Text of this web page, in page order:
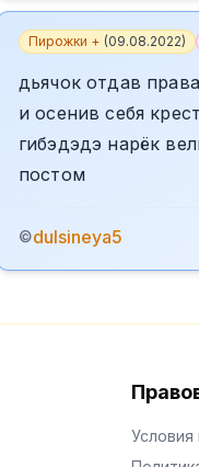
Пирожки + (09.08.2022)
дьячок отдав
и осенив себя
гибэдэдэ нарёк
постом
©dulsineya5
Условия